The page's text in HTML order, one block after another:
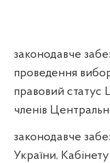
законодавче
проведення
правовий статус
членів
законодавче
України,